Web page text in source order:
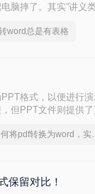
脑摔了。其实“讲义
场景，把试过好用的
word总是有表格
格式，以便进行
但PPT文件则提供
如何将pdf转
保留对比！